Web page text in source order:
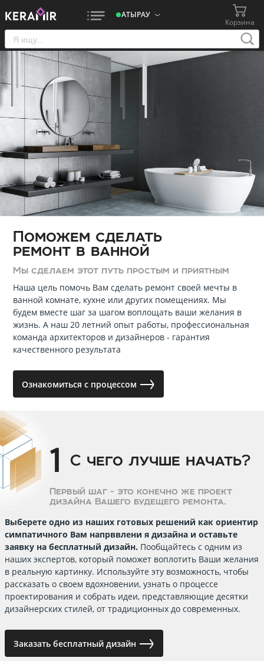
АТЫРАУ
Корзина
Поможем сделать
ремонт в ванной
Мы сделаем этот путь простым и приятным
Наша цель помочь Вам сделать ремонт своей мечты в
ванной комнате, кухне или других помещениях. Мы
будем вместе шаг за шагом воплощать ваши желания в
жизнь. А наш 20 летний опыт работы, профессиональная
команда архитекторов и дизайнеров - гарантия
качественного результата
Ознакомиться с процессом
1 С чего лучше начать?
Первый шаг - это конечно же проект
дизайна Вашего будещего ремонта.
Выберете одно из наших готовых решений как ориентир
симпатичного Вам напрввлени я дизайна и оставьте
заявку на бесплатный дизайн. Пообщайтесь с одним из
наших экспертов, который поможет воплотить Ваши желания
в реальную картинку. Используйте эту возможность, чтобы
рассказать о своем вдохновении, узнать о процессе
проектирования и собрать идеи, представляющие десятки
дизайнерских стилей, от традиционных до современных.
Заказать бесплатный дизайн